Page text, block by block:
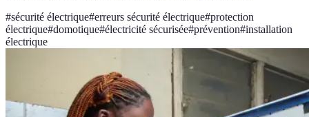
#sécurité électrique#erreurs sécurité électrique#protection
électrique#domotique#électricité sécurisée#prévention#installation
électrique